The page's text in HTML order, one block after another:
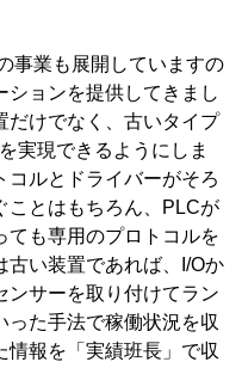
事業も展開していますの
ションを提供してきまし
だけでなく、古いタイプ
実現できるようにしま
コルとドライバーがそろ
ことはもちろん、PLCが
ても専用のプロトコルを
古い装置であれば、I/Oか
ンサーを取り付けてラン
った手法で稼働状況を収
情報を「実績班長」で収